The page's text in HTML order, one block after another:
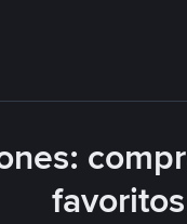
favoritos